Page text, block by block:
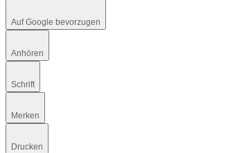
Auf Google bevorzugen
Anhören
Schrift
Merken
Drucken